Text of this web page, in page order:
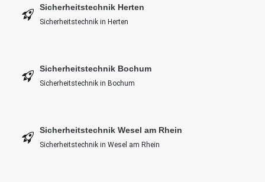
Sicherheitstechnik Herten
Sicherheitstechnik in Herten
Sicherheitstechnik Bochum
Sicherheitstechnik in Bochum
Sicherheitstechnik Wesel am Rhein
Sicherheitstechnik in Wesel am Rhein